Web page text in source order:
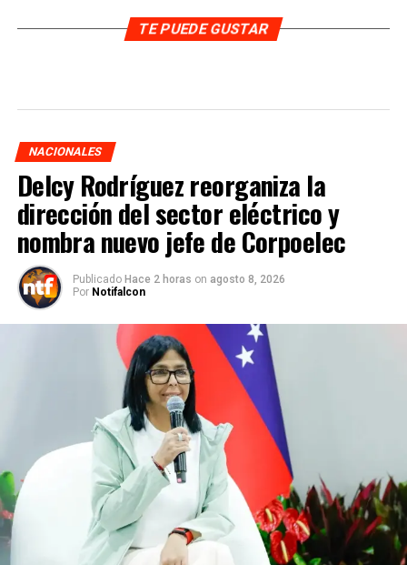
TE PUEDE GUSTAR
NACIONALES
Delcy Rodríguez reorganiza la
dirección del sector eléctrico y
nombra nuevo jefe de Corpoelec
Publicado Hace 2 horas on agosto 8, 2026
Por Notifalcon